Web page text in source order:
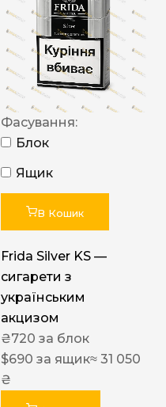
Фасування:
Блок
Ящик
В Кошик
Frida Silver KS —
сигарети з
українським
акцизом
₴720 за блок
$690 за ящик≈ 31 050
₴